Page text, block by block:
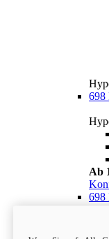
698
Ab
698